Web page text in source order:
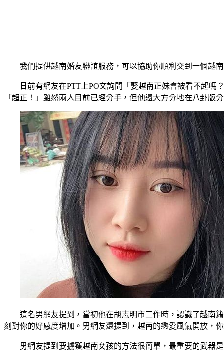
我們提供越南婚友聯誼服務，可以協助你順利交到一個越
日前有網友在PTT上PO文詢問「娶越南正妹會被看不起
「超正！」雖然兩人目前已經分手，但他還大方分地在八卦版
這名男網友提到，當初他在胡志明市工作時，認識了越南
刻對你的好感度增加。男網友還提到，越南的戀愛風氣開放，
男網友提到要擄獲越南女孩的方法很簡單，最重要的武器